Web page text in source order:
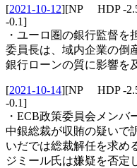
[2021-10-12][NP HDP -2.5
-0.1]
・ユーロ圏の銀行監督
委員長は、域内企業の倒
銀行ローンの質に影響を
[2021-10-14][NP HDP -2.5
-0.1]
・ECB政策委員会メン
中銀総裁が収賄の疑いで
いだでは総裁解任を求め
ジミール氏は嫌疑を否定